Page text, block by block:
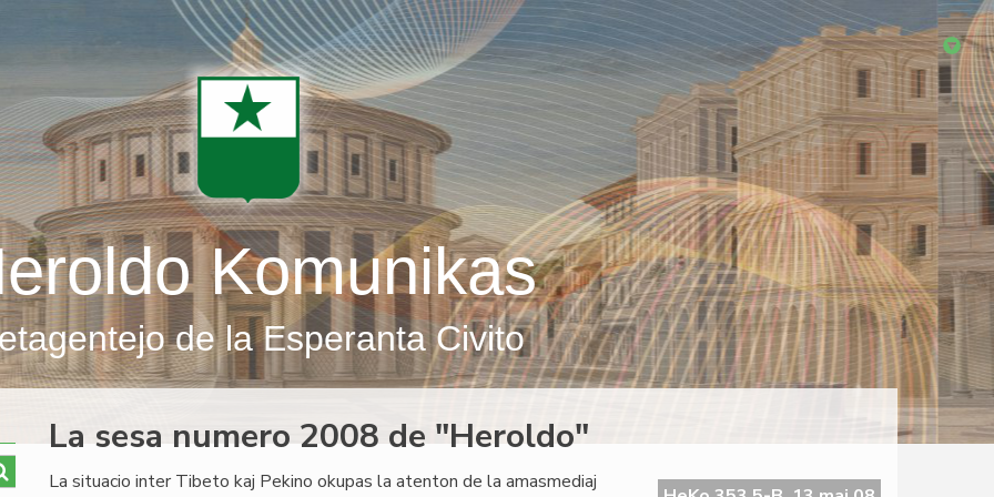
Komunikas
de la Esperanta Civito
La sesa numero 2008 de "Heroldo"
La situacio inter Tibeto kaj Pekino okupas la atenton de la amasmediaj